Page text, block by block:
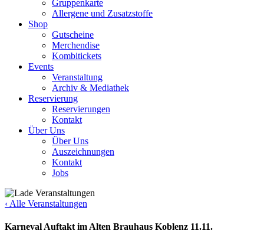
Gruppenkarte
Allergene und Zusatzstoffe
Shop
Gutscheine
Merchendise
Kombitickets
Events
Veranstaltung
Archiv & Mediathek
Reservierung
Reservierungen
Kontakt
Über Uns
Über Uns
Auszeichnungen
Kontakt
Jobs
‹ Alle Veranstaltungen
Karneval Auftakt im Alten Brauhaus Koblenz 11.11.